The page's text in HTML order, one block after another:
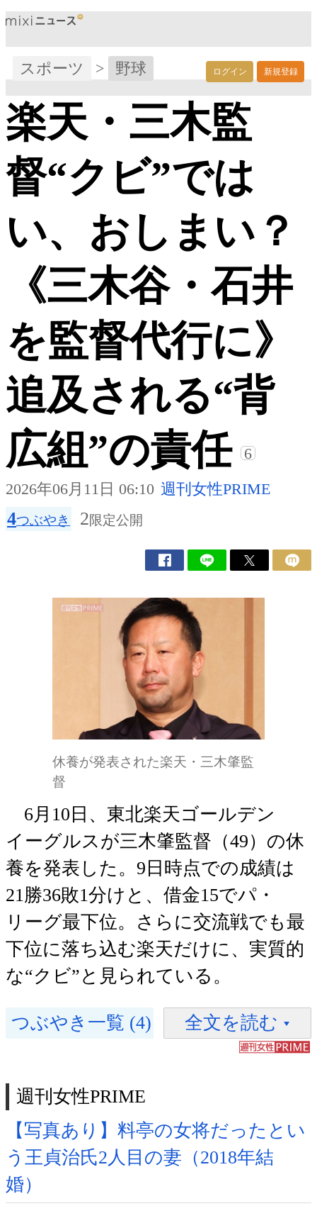
ログイン 新規登録
スポーツ > 野球
楽天・三木監
督“クビ”では
い、おしまい？
《三木谷・石井
を監督代行に》
追及される“背
広組”の責任
6
2026年06月11日 06:10 週刊女性PRIME
4つぶやき 2限定公開
休養が発表された楽天・三木肇監
督
6月10日、東北楽天ゴールデン
イーグルスが三木肇監督（49）の休
養を発表した。9日時点での成績は
21勝36敗1分けと、借金15でパ・
リーグ最下位。さらに交流戦でも最
下位に落ち込む楽天だけに、実質的
な“クビ”と見られている。
つぶやき一覧 (4) 全文を読む
週刊女性PRIME
【写真あり】料亭の女将だったとい
う王貞治氏2人目の妻（2018年結
婚）